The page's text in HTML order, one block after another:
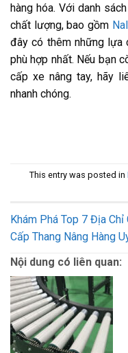
hàng hóa. Với danh
chất lượng, bao gồm
đây có thêm những lựa
phù hợp nhất. Nếu bạn
cấp xe nâng tay, hãy
nhanh chóng.
This entry was posted in
Khám Phá Top 7 Địa Chỉ
Cấp Thang Nâng Hàng
Nội dung có liên quan: